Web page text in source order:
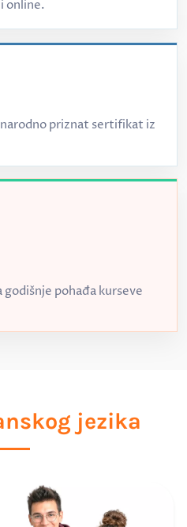
online.
priznat sertifikat iz
pohađa kurseve
jezika